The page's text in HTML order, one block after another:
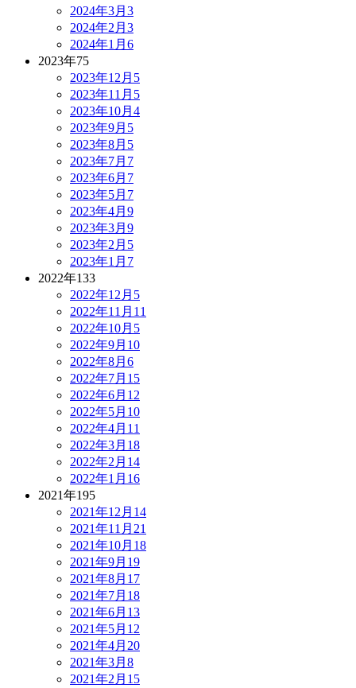
2024年3月 3
2024年2月 3
2024年1月 6
2023年75
2023年12月 5
2023年11月 5
2023年10月 4
2023年9月 5
2023年8月 5
2023年7月 7
2023年6月 7
2023年5月 7
2023年4月 9
2023年3月 9
2023年2月 5
2023年1月 7
2022年133
2022年12月 5
2022年11月 11
2022年10月 5
2022年9月 10
2022年8月 6
2022年7月 15
2022年6月 12
2022年5月 10
2022年4月 11
2022年3月 18
2022年2月 14
2022年1月 16
2021年195
2021年12月 14
2021年11月 21
2021年10月 18
2021年9月 19
2021年8月 17
2021年7月 18
2021年6月 13
2021年5月 12
2021年4月 20
2021年3月 8
2021年2月 15